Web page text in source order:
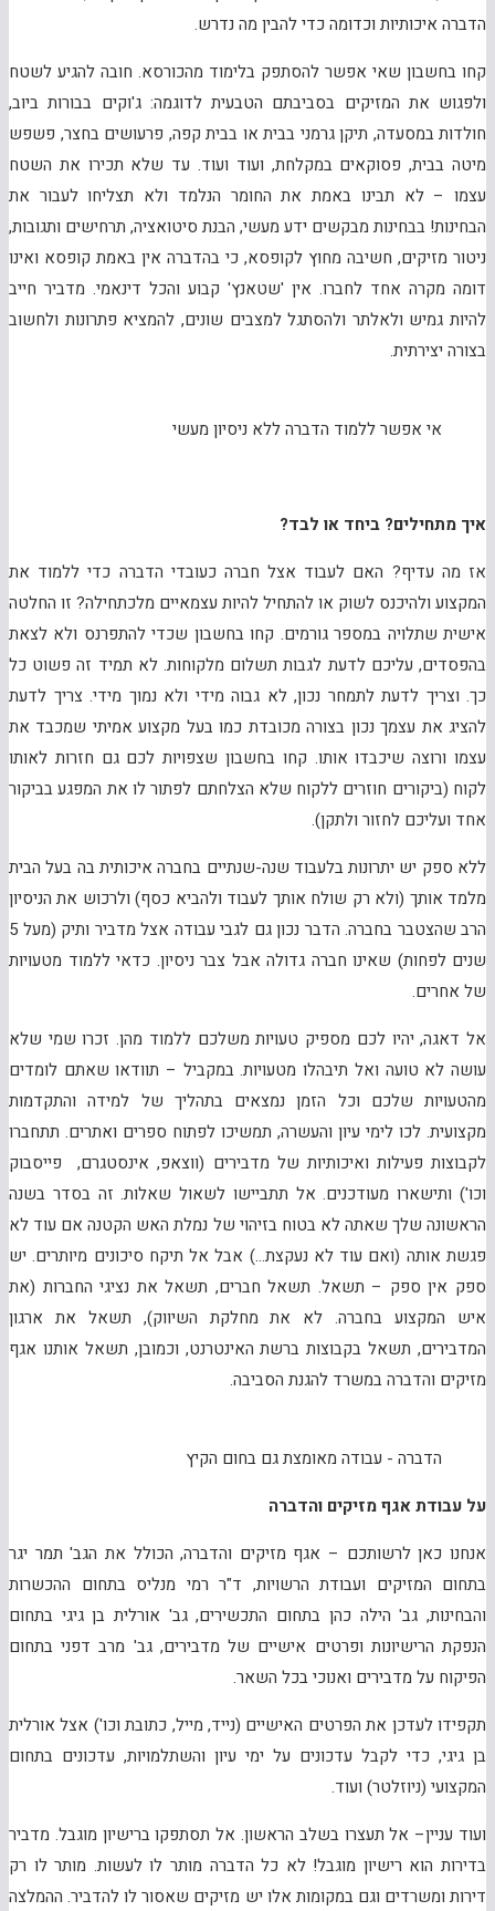
הדברה איכותיות וכדומה כדי להבין מה נדרש.
קחו בחשבון שאי אפשר להסתפק בלימוד מהכורסא. חובה להגיע לשטח
ולפגוש את המזיקים בסביבתם הטבעית לדוגמה: ג'וקים בבורות ביוב,
חולדות במסעדה, תיקן גרמני בבית או בבית קפה, פרעושים בחצר, פשפש
מיטה בבית, פסוקאים במקלחת, ועוד ועוד. עד שלא תכירו את השטח
עצמו – לא תבינו באמת את החומר הנלמד ולא תצליחו לעבור את
הבחינות! בבחינות מבקשים ידע מעשי, הבנת סיטואציה, תרחישים ותגובות,
ניטור מזיקים, חשיבה מחוץ לקופסא, כי בהדברה אין באמת קופסא ואינו
דומה מקרה אחד לחברו. אין 'שטאנץ' קבוע והכל דינאמי. מדביר חייב
להיות גמיש ולאלתר ולהסתגל למצבים שונים, להמציא פתרונות ולחשוב
בצורה יצירתית.
אי אפשר ללמוד הדברה ללא ניסיון מעשי
איך מתחילים? ביחד או לבד?
אז מה עדיף? האם לעבוד אצל חברה כעובדי הדברה כדי ללמוד את
המקצוע ולהיכנס לשוק או להתחיל להיות עצמאיים מלכתחילה? זו החלטה
אישית שתלויה במספר גורמים. קחו בחשבון שכדי להתפרנס ולא לצאת
בהפסדים, עליכם לדעת לגבות תשלום מלקוחות. לא תמיד זה פשוט כל
כך. וצריך לדעת לתמחר נכון, לא גבוה מידי ולא נמוך מידי. צריך לדעת
להציג את עצמך נכון בצורה מכובדת כמו בעל מקצוע אמיתי שמכבד את
עצמו ורוצה שיכבדו אותו. קחו בחשבון שצפויות לכם גם חזרות לאותו
לקוח (ביקורים חוזרים ללקוח שלא הצלחתם לפתור לו את המפגע בביקור
אחד ועליכם לחזור ולתקן).
ללא ספק יש יתרונות בלעבוד שנה-שנתיים בחברה איכותית בה בעל הבית
מלמד אותך (ולא רק שולח אותך לעבוד ולהביא כסף) ולרכוש את הניסיון
הרב שהצטבר בחברה. הדבר נכון גם לגבי עבודה אצל מדביר ותיק (מעל 5
שנים לפחות) שאינו חברה גדולה אבל צבר ניסיון. כדאי ללמוד מטעויות
של אחרים.
אל דאגה, יהיו לכם מספיק טעויות משלכם ללמוד מהן. זכרו שמי שלא
עושה לא טועה ואל תיבהלו מטעויות. במקביל – תוודאו שאתם לומדים
מהטעויות שלכם וכל הזמן נמצאים בתהליך של למידה והתקדמות
מקצועית. לכו לימי עיון והעשרה, תמשיכו לפתוח ספרים ואתרים. תתחברו
לקבוצות פעילות ואיכותיות של מדבירים (ווצאפ, אינסטגרם, פייסבוק
וכו') ותישארו מעודכנים. אל תתביישו לשאול שאלות. זה בסדר בשנה
הראשונה שלך שאתה לא בטוח בזיהוי של נמלת האש הקטנה אם עוד לא
פגשת אותה (ואם עוד לא נעקצת…) אבל אל תיקח סיכונים מיותרים. יש
ספק אין ספק – תשאל. תשאל חברים, תשאל את נציגי החברות (את
איש המקצוע בחברה. לא את מחלקת השיווק), תשאל את ארגון
המדבירים, תשאל בקבוצות ברשת האינטרנט, וכמובן, תשאל אותנו אגף
מזיקים והדברה במשרד להגנת הסביבה.
הדברה - עבודה מאומצת גם בחום הקיץ
על עבודת אגף מזיקים והדברה
אנחנו כאן לרשותכם – אגף מזיקים והדברה, הכולל את הגב' תמר יגר
בתחום המזיקים ועבודת הרשויות, ד"ר רמי מנליס בתחום ההכשרות
והבחינות, גב' הילה כהן בתחום התכשירים, גב' אורלית בן גיגי בתחום
הנפקת הרישיונות ופרטים אישיים של מדבירים, גב' מרב דפני בתחום
הפיקוח על מדבירים ואנוכי בכל השאר.
תקפידו לעדכן את הפרטים האישיים (נייד, מייל, כתובת וכו') אצל אורלית
בן גיגי, כדי לקבל עדכונים על ימי עיון והשתלמויות, עדכונים בתחום
המקצועי (ניוזלטר) ועוד.
ועוד עניין– אל תעצרו בשלב הראשון. אל תסתפקו ברישיון מוגבל. מדביר
בדירות הוא רישיון מוגבל! לא כל הדברה מותר לו לעשות. מותר לו רק
דירות ומשרדים וגם במקומות אלו יש מזיקים שאסור לו להדביר. ההמלצה